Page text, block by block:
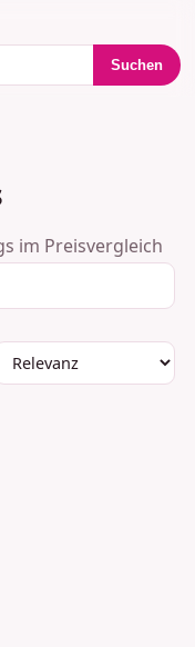
Suchen
im Preisvergleich